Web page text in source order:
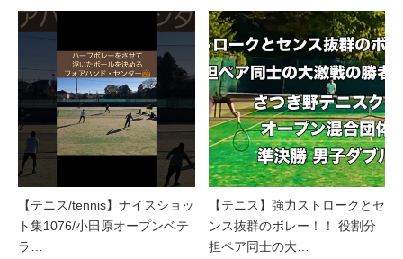
【テニス/tennis】ナイスショッ
ト集1076/小田原オープンベテ
ラ…
【テニス】強力ストロークとセ
ンス抜群のボレー！！ 役割分
担ペア同士の大…